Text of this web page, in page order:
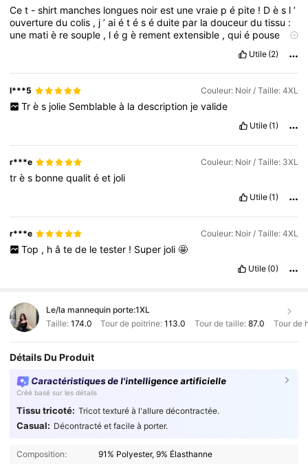
Cet -shirt manches longues noirest unevraie pé pite ! Dès l’
ouvertureducolis , j’aiétéséduite par ladouceurdutissu :
une matiè resouple , légè rementextensible ,quié pouse
toutelajourné e,
mêmeàmêmelapeau.Lesfinitionssontimpeccables,etles
n œ uds papillons
touche raffinée étaildiscret maisqui
faittouteladifférence ,parfaitpourapporterdu
jeanqu’avec
bouge
lavage,gardesaformeetsadouceur,cequiestunvraiplus.
Unbasiquerevisit recommandeà100%à
etél égantes.
Utile (2)
l***5 Couleur: Noir / Taille: 4XL
Tr è s jolie Semblable à la description je valide
Utile (1)
r***e Couleur: Noir / Taille: 3XL
très bonnequalitéet joli
Utile (1)
r***e Couleur: Noir / Taille: 4XL
Top , h â te de le tester ! Super joli 🤩
Utile (0)
Le/la mannequin porte:1XL
Taille: 174.0 Tour de poitrine:113.0 Tour de taille: 87.0 Tour de
Détails Du Produit
Caractéristiques de l'intelligence artificielle
Créé basé sur les détails
Tissu tricoté: Tricot texturé à l'allure décontractée.
Casual: Décontracté et facile à porter.
Composition: 91% Polyester, 9% Élasthanne